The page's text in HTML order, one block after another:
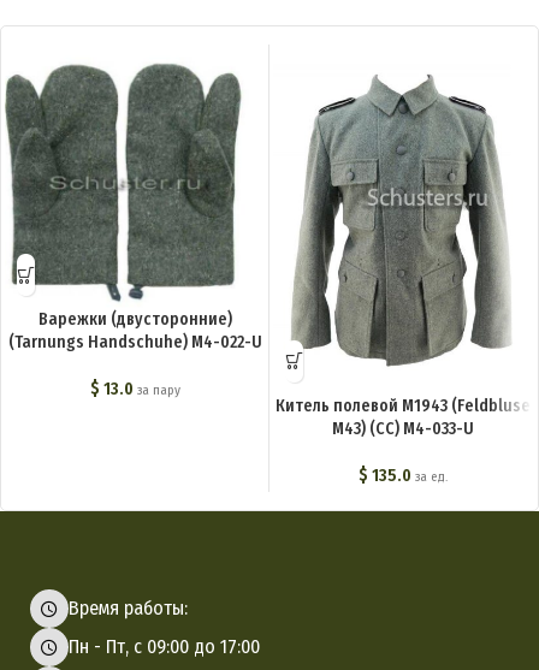
Варежки (двусторонние)
(Tarnungs Handschuhe) M4-022-U
$ 13.0 за пару
Китель полевой М1943 (Feldbluse
M43) (СС) M4-033-U
$ 135.0 за ед.
Время работы:
Пн - Пт, с 09:00 до 17:00